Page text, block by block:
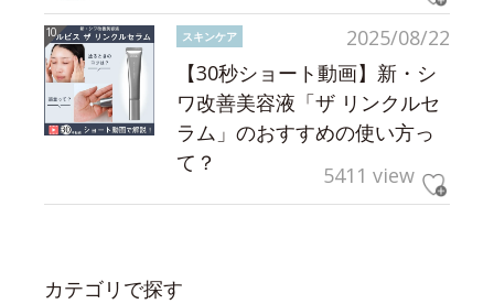
2025/08/22
スキンケア
【30秒ショート動画】新・シ
ワ改善美容液「ザ リンクルセ
ラム」のおすすめの使い方っ
て？
5411 view
カテゴリで探す